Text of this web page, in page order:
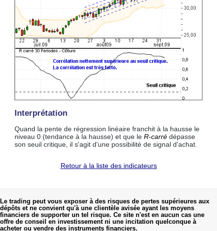
Interprétation
Quand la pente de régression linéaire franchit à la hausse le
niveau 0 (tendance à la hausse) et que le R-carré dépasse
son seuil critique, il s'agit d'une possibilité de signal d'achat.
Retour à la liste des indicateurs
Le trading peut vous exposer à des risques de pertes supérieures aux
dépôts et ne convient qu'à une clientèle avisée ayant les moyens
financiers de supporter un tel risque. Ce site n'est en aucun cas une
offre de conseil en investissement ni une incitation quelconque à
acheter ou vendre des instruments financiers.